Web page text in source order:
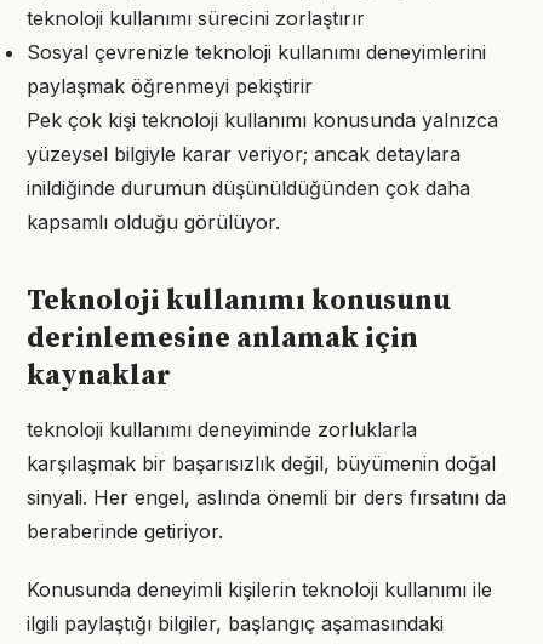
teknoloji kullanımı sürecini zorlaştırır
Sosyal çevrenizle teknoloji kullanımı deneyimlerini
paylaşmak öğrenmeyi pekiştirir
Pek çok kişi teknoloji kullanımı konusunda yalnızca
yüzeysel bilgiyle karar veriyor; ancak detaylara
inildiğinde durumun düşünüldüğünden çok daha
kapsamlı olduğu görülüyor.
Teknoloji kullanımı konusunu
derinlemesine anlamak için
kaynaklar
teknoloji kullanımı deneyiminde zorluklarla
karşılaşmak bir başarısızlık değil, büyümenin doğal
sinyali. Her engel, aslında önemli bir ders fırsatını da
beraberinde getiriyor.
Konusunda deneyimli kişilerin teknoloji kullanımı ile
ilgili paylaştığı bilgiler, başlangıç aşamasındaki